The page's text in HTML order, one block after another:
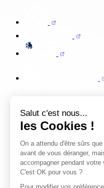
Salut c'est nous...
les Cookies !
On a attendu d'être sûrs
avant de vous déranger,
accompagner pendant votre
C'est OK pour vous ?
Pour modifier vos